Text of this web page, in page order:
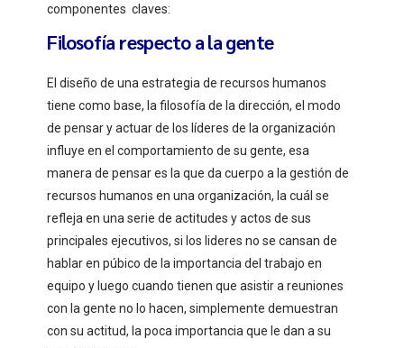
componentes claves:
Filosofía respecto a la gente
El diseño de una estrategia de recursos humanos
tiene como base, la filosofía de la dirección, el modo
de pensar y actuar de los líderes de la organización
influye en el comportamiento de su gente, esa
manera de pensar es la que da cuerpo a la gestión de
recursos humanos en una organización, la cuál se
refleja en una serie de actitudes y actos de sus
principales ejecutivos, si los lideres no se cansan de
hablar en púbico de la importancia del trabajo en
equipo y luego cuando tienen que asistir a reuniones
con la gente no lo hacen, simplemente demuestran
con su actitud, la poca importancia que le dan a su